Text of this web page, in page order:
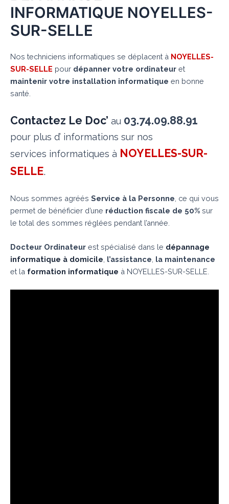
INFORMATIQUE NOYELLES-
SUR-SELLE
Nos techniciens informatiques se déplacent à NOYELLES-
SUR-SELLE pour dépanner votre ordinateur et
maintenir votre installation informatique en bonne
santé.
Contactez Le Doc’ au 03.74.09.88.91
pour plus d’ informations sur nos
services informatiques à NOYELLES-SUR-
SELLE.
Nous sommes agréés Service à la Personne , ce qui vous
permet de bénéficier d’une réduction fiscale de 50% sur
le total des sommes réglées pendant l’année.
Docteur Ordinateur est spécialisé dans le dépannage
informatique à domicile l’assistance la maintenance
et la formation informatique à NOYELLES-SUR-SELLE.